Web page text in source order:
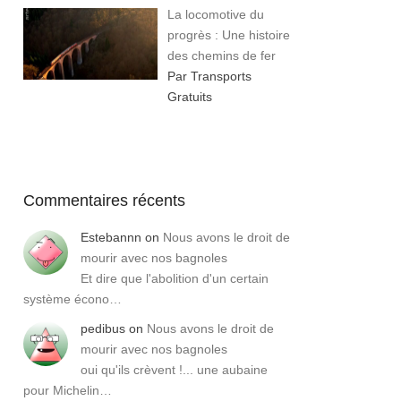
La locomotive du
progrès : Une histoire
des chemins de fer
Par Transports
Gratuits
Commentaires récents
Estebannn on Nous avons le droit de
mourir avec nos bagnoles
Et dire que l'abolition d'un certain
système écono…
pedibus on Nous avons le droit de
mourir avec nos bagnoles
oui qu'ils crèvent !... une aubaine
pour Michelin…